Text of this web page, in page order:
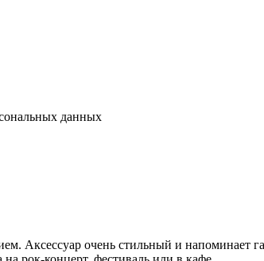
данных
Аксессуар очень стильный и напоминает